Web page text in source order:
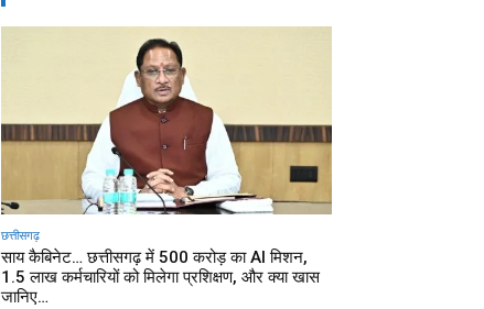
छत्तीसगढ़
साय कैबिनेट… छत्तीसगढ़ में 500 करोड़ का AI मिशन,
1.5 लाख कर्मचारियों को मिलेगा प्रशिक्षण, और क्या खास
जानिए…